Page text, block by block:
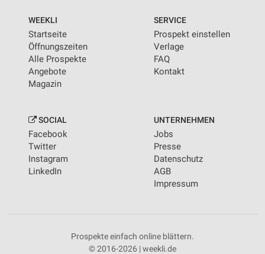
WEEKLI
Startseite
Öffnungszeiten
Alle Prospekte
Angebote
Magazin
SERVICE
Prospekt einstellen
Verlage
FAQ
Kontakt
SOCIAL
Facebook
Twitter
Instagram
LinkedIn
UNTERNEHMEN
Jobs
Presse
Datenschutz
AGB
Impressum
Prospekte einfach online blättern.
© 2016-2026 | weekli.de